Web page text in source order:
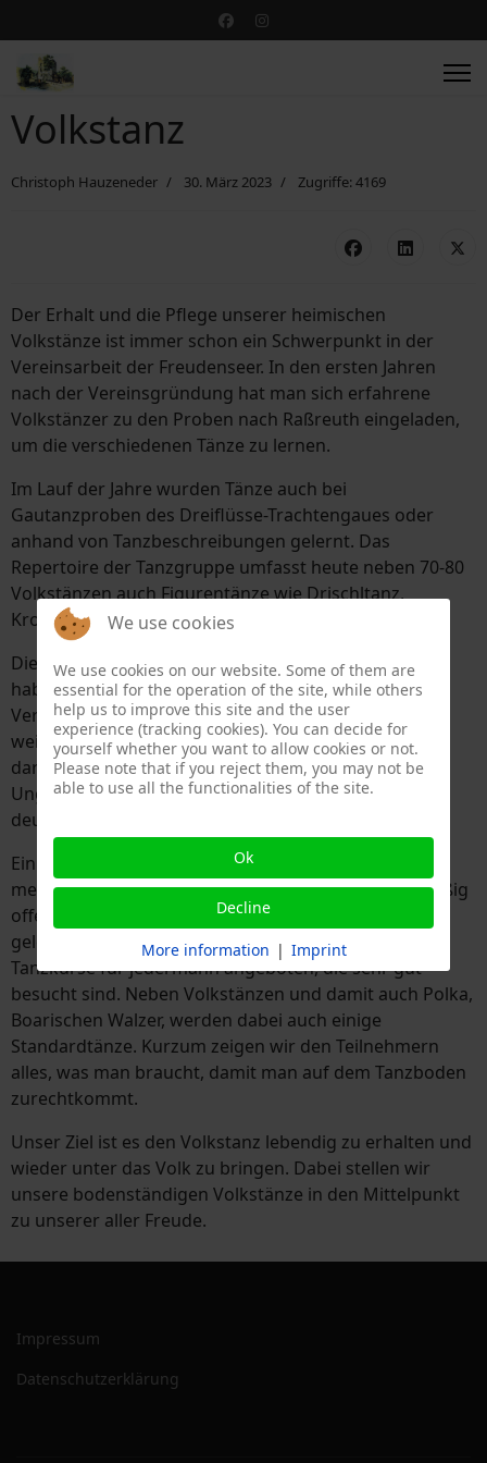
Volkstanz
Christoph Hauzeneder 30. März 2023 Zugriffe: 4169
Der Erhalt und die Pflege unserer heimischen
Volkstänze ist immer schon ein Schwerpunkt in der
Vereinsarbeit der Freudenseer. In den ersten Jahren
nach der Vereinsgründung hat man sich erfahrene
Volkstänzer zu den Proben nach Raßreuth eingeladen,
um die verschiedenen Tänze zu lernen.
Im Lauf der Jahre wurden Tänze auch bei
Gautanzproben des Dreiflüsse-Trachtengaues oder
anhand von Tanzbeschreibungen gelernt. Das
Repertoire der Tanzgruppe umfasst heute neben 70-80
Volkstänzen auch Figurentänze wie Drischltanz,
Kronentanz und jede Menge Landler.
Die Kinder-, Jugend- und Erwachsenentanzgruppen
haben sich in all den Jahren bei unzähligen
Veranstaltungen in Raßreuth, in der Umgebung und
weit darüber hinaus mit bodenständigem Volksgut
dargestellt. Auch in Belgien, Österreich, Tschechien,
Ungarn, Italien, den Niederlanden und in vielen
deutschen Städten durften wir unsere Tänze zeigen.
Ein besonderes Anliegen ist es, den Volkstanz wieder
mehr unter das Volk zu bringen. So werden regelmäßig
offene Tanzproben angeboten und dabei Volkstänze
gelernt. Seit einigen Jahren werden zu Jahresbeginn
Tanzkurse für jedermann angeboten, die sehr gut
besucht sind. Neben Volkstänzen und damit auch Polka,
Boarischen Walzer, werden dabei auch einige
Standardtänze. Kurzum zeigen wir den Teilnehmern
alles, was man braucht, damit man auf dem Tanzboden
zurechtkommt.
Unser Ziel ist es den Volkstanz lebendig zu erhalten und
wieder unter das Volk zu bringen. Dabei stellen wir
unsere bodenständigen Volkstänze in den Mittelpunkt
zu unserer aller Freude.
Impressum
Datenschutzerklärung
We use cookies
We use cookies on our website. Some of them are
essential for the operation of the site, while others
help us to improve this site and the user
experience (tracking cookies). You can decide for
yourself whether you want to allow cookies or not.
Please note that if you reject them, you may not be
able to use all the functionalities of the site.
Ok
Decline
More information | Imprint